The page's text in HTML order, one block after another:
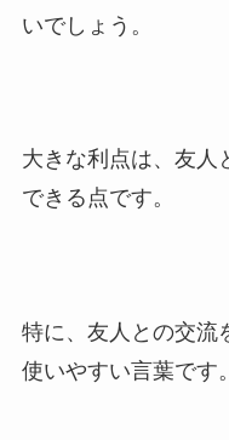
いでしょう。
大きな利点は、友人
できる点です。
特に、友人との交流
使いやすい言葉です。